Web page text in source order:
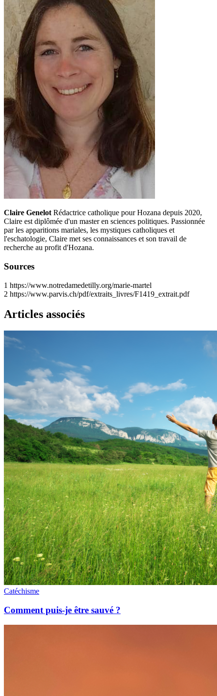
Claire Genelot Rédactrice catholique pour Hozana depuis 2020,
Claire est diplômée d'un master en sciences politiques. Passionnée
par les apparitions mariales, les mystiques catholiques et
l'eschatologie, Claire met ses connaissances et son travail de
recherche au profit d'Hozana.
Sources
1 https://www.notredamedetilly.org/marie-martel
2 https://www.parvis.ch/pdf/extraits_livres/F1419_extrait.pdf
Articles associés
Catéchisme
Comment puis-je être sauvé ?